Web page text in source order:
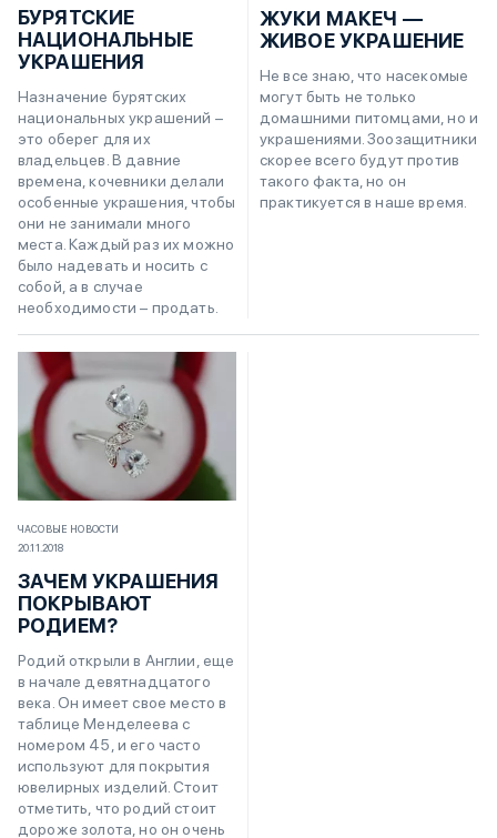
БУРЯТСКИЕ
НАЦИОНАЛЬНЫЕ
УКРАШЕНИЯ
Назначение бурятских
национальных украшений –
это оберег для их
владельцев. В давние
времена, кочевники делали
особенные украшения, чтобы
они не занимали много
места. Каждый раз их можно
было надевать и носить с
собой, а в случае
необходимости – продать.
ЖУКИ МАКЕЧ —
ЖИВОЕ УКРАШЕНИЕ
Не все знаю, что насекомые
могут быть не только
домашними питомцами, но и
украшениями. Зоозащитники
скорее всего будут против
такого факта, но он
практикуется в наше время.
ЧАСОВЫЕ НОВОСТИ
20.11.2018
ЗАЧЕМ УКРАШЕНИЯ
ПОКРЫВАЮТ
РОДИЕМ?
Родий открыли в Англии, еще
в начале девятнадцатого
века. Он имеет свое место в
таблице Менделеева с
номером 45, и его часто
используют для покрытия
ювелирных изделий. Стоит
отметить, что родий стоит
дороже золота, но он очень